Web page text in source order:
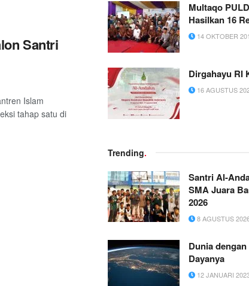
Santri
Islam
tahap satu di
Multaqo
Hasilkan 16
14 OKTOBER
Dirgahayu RI
16 AGUSTUS
Trending.
Santri Al-
SMA Juara
2026
8 AGUSTUS
Dunia
Dayanya
12 JANUARI